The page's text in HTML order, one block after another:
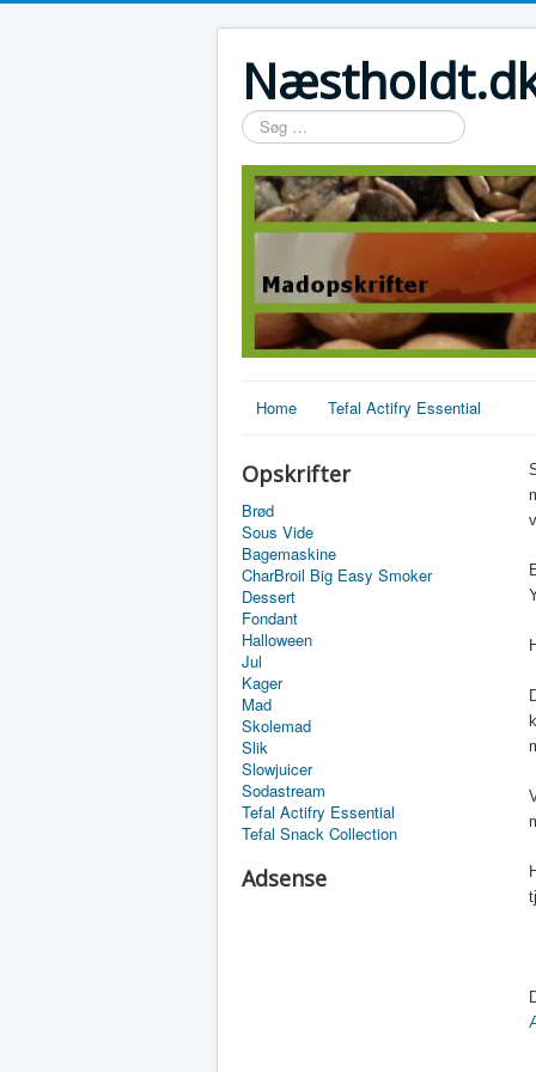
Søg
…
Home Tefal Actifry Essential
Opskrifter
Brød
Sous Vide
Bagemaskine
CharBroil Big Easy Smoker
Dessert
Fondant
Halloween
Jul
Kager
Mad
Skolemad
Slik
Slowjuicer
Sodastream
Tefal Actifry Essential
Tefal Snack Collection
Adsense